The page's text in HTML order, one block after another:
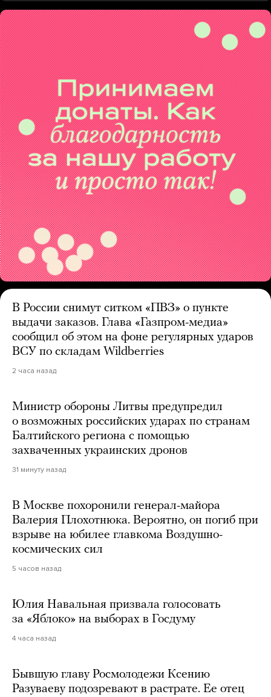
В России снимут ситком «ПВЗ» о пункте
выдачи заказов. Глава «Газпром-медиа»
сообщил об этом на фоне регулярных ударов
ВСУ по складам Wildberries
2 часа назад
Министр обороны Литвы предупредил
о возможных российских ударах по странам
Балтийского региона с помощью
захваченных украинских дронов
31 минуту назад
В Москве похоронили генерал-майора
Валерия Плохотнюка. Вероятно, он погиб при
взрыве на юбилее главкома Воздушно-
космических сил
5 часов назад
Юлия Навальная призвала голосовать
за «Яблоко» на выборах в Госдуму
4 часа назад
Бывшую главу Росмолодежи Ксению
Разуваеву подозревают в растрате. Ее отец